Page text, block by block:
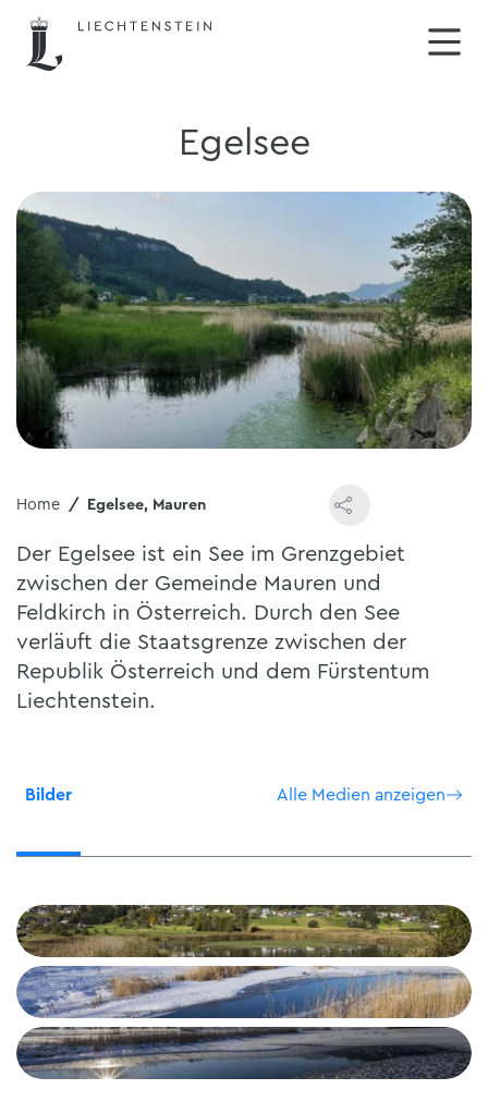
Egelsee
Home Egelsee, Mauren
Der Egelsee ist ein See im Grenzgebiet
zwischen der Gemeinde Mauren und
Feldkirch in Österreich. Durch den See
verläuft die Staatsgrenze zwischen der
Republik Österreich und dem Fürstentum
Liechtenstein.
Bilder Alle Medien anzeigen